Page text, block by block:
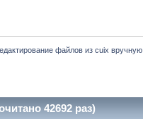
файлов из cuix вручную
42692 раз)